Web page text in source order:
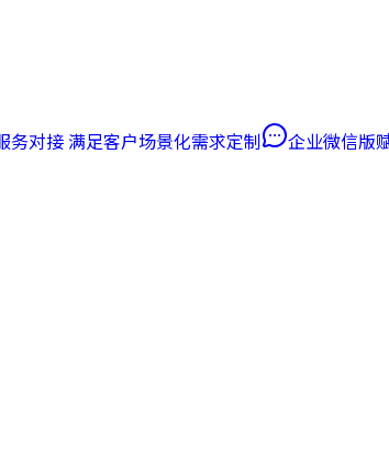
务对接 满足客户场景化需求定制 企业微信版